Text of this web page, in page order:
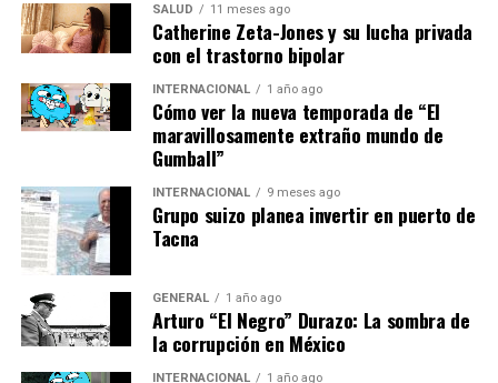
declaró la ministra de Educación, María López.
Implicaciones y el Futuro del
Trabajo
La transición hacia un mercado laboral más
automatizado tiene implicaciones profundas para la
economía española. Mientras algunos trabajos
desaparecerán, otros emergerán, requiriendo una
adaptación constante de los trabajadores. Las empresas
también deberán invertir en la capacitación de sus
empleados para mantenerse competitivas.
Expertos sugieren que la colaboración entre el sector
SALUD 11 meses ago
Catherine Zeta-Jones y su lucha privada
con el trastorno bipolar
INTERNACIONAL 1 año ago
Cómo ver la nueva temporada de “El
maravillosamente extraño mundo de
Gumball”
INTERNACIONAL 9 meses ago
Grupo suizo planea invertir en puerto de
Tacna
GENERAL 1 año ago
Arturo “El Negro” Durazo: La sombra de
la corrupción en México
INTERNACIONAL 1 año ago